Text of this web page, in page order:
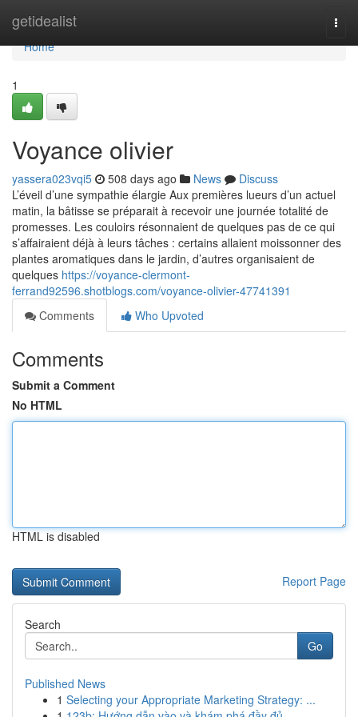
getidealist
Home
Home
1
Voyance olivier
yassera023vqi5 508 days ago News
Discuss
L’éveil d’une sympathie élargie Aux premières lueurs d’un actuel
matin, la bâtisse se préparait à recevoir une journée totalité de
promesses. Les couloirs résonnaient de quelques pas de ce qui
s’affairaient déjà à leurs tâches : certains allaient moissonner des
plantes aromatiques dans le jardin, d’autres organisaient de
quelques https://voyance-clermont-
ferrand92596.shotblogs.com/voyance-olivier-47741391
Comments
Who Upvoted
Comments
Submit a Comment
No HTML
HTML is disabled
Report Page
Search
Go
Published News
1 Selecting your Appropriate Marketing Strategy: ...